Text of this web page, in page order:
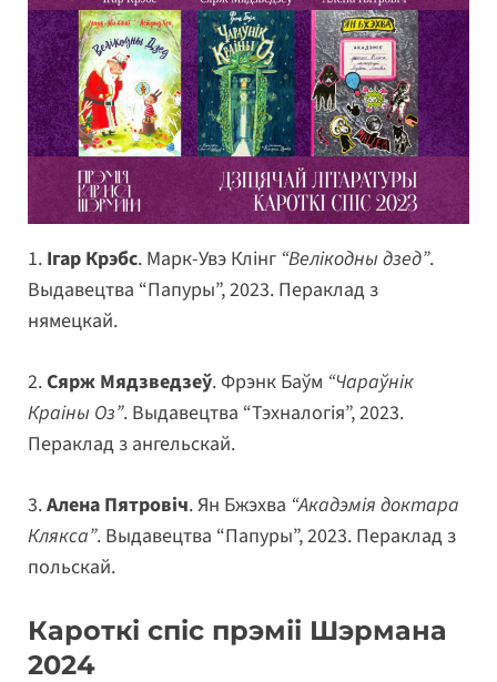
1. Ігар Крэбс. Марк-Увэ Клінг “Велікодны дзед”.
Выдавецтва “Папуры”, 2023. Пераклад з
нямецкай.
2.Сярж Мядзведзеў. Фрэнк Баўм “Чараўнік
Краіны Оз”. Выдавецтва “Тэхналогія”, 2023.
Пераклад з ангельскай.
3.Алена Пятровіч. Ян Бжэхва “Акадэмія доктара
Клякса”. Выдавецтва “Папуры”, 2023. Пераклад з
польскай.
Кароткі спіс прэміі Шэрмана
2024